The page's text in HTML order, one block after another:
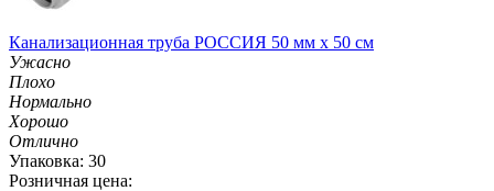
Канализационная труба РОССИЯ 50 мм х 50 см
Ужасно
Плохо
Нормально
Хорошо
Отлично
Упаковка: 30
Розничная цена: